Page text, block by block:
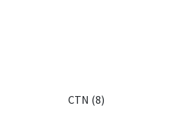
CTN (8)